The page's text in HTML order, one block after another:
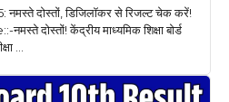
दोस्तों, डिजिलॉकर से रिजल्ट चेक करें!
दोस्तों! केंद्रीय माध्यमिक शिक्षा बोर्ड
...